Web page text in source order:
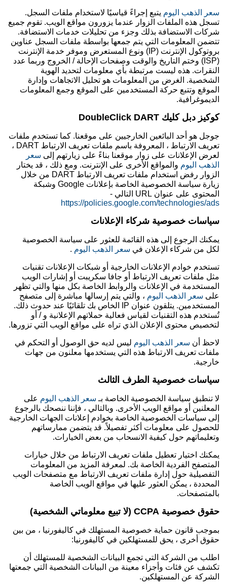
سعر الذهب اليوم يتبع إجراءً قياسيًا لاستخدام ملفات السجل.
تسجل هذه الملفات الزوار عندما يزورون مواقع الويب. تقوم جميع
شركات الاستضافة بذلك وجزء من تحليلات خدمات الاستضافة.
تتضمن المعلومات التي يتم جمعها بواسطة ملفات السجل عناوين
بروتوكول الإنترنت (IP) ونوع المستعرض وموفر خدمة الإنترنت
(ISP) وختم التاريخ والوقت وصفحات الإحالة / الخروج وربما عدد
النقرات. هذه ليست مرتبطة بأي معلومات لتحديد الهوية
الشخصية. الغرض من المعلومات هو تحليل الاتجاهات وإدارة
الموقع وتتبع حركة المستخدمين على الموقع وجمع المعلومات
الديموغرافية.
كوكيز دبل كليك DoubleClick DART
جوجل هو أحد البائعين الخارجيين على موقعنا. كما تستخدم ملفات
تعريف الارتباط ، المعروفة باسم ملفات تعريف الارتباط DART ،
لعرض الإعلانات على زوار موقعنا بناءً على زيارتهم إلى سعر
الذهب اليوم والمواقع الأخرى على الإنترنت. ومع ذلك ، قد يختار
الزوار رفض استخدام ملفات تعريف الارتباط DART من خلال
زيارة سياسة الخصوصية الخاصة بإعلانات Google وشبكة
المحتوى على عنوان URL التالي -
https://policies.google.com/technologies/ads
سياسات خصوصية شركاء الإعلانات
يمكنك الرجوع إلى هذه القائمة للعثور على سياسة الخصوصية
لكل من شركاء الإعلان في سعر الذهب اليوم .
تستخدم خوادم الإعلانات الخارجية أو شبكات الإعلانات تقنيات
مثل ملفات تعريف الارتباط أو جافا سكريبت أو إشارات الويب
المستخدمة في الإعلانات والروابط الخاصة بكل منها والتي تظهر
على سعر الذهب اليوم ، والتي يتم إرسالها مباشرة إلى متصفح
المستخدمين. يتلقون عنوان IP الخاص بك تلقائيًا عند حدوث ذلك.
تُستخدم هذه التقنيات لقياس فعالية حملاتهم الإعلانية و / أو
لتخصيص محتوى الإعلان الذي تراه على مواقع الويب التي تزورها.
لاحظ أن سعر الذهب اليوم ليس لديه حق الوصول أو التحكم في
ملفات تعريف الارتباط هذه التي يستخدمها معلنون من جهات
خارجية.
سياسات خصوصية الطرف الثالث
لا تنطبق سياسة الخصوصية الخاصة بـ سعر الذهب اليوم على
المعلنين أو مواقع الويب الأخرى. وبالتالي ، فإننا ننصحك بالرجوع
إلى سياسات الخصوصية الخاصة بخوادم إعلانات الجهات الخارجية
للحصول على معلومات أكثر تفصيلاً. قد يتضمن ممارساتهم
وتعليماتهم حول كيفية الانسحاب من بعض الخيارات.
يمكنك اختيار تعطيل ملفات تعريف الارتباط من خلال خيارات
المتصفح الفردية الخاصة بك. لمعرفة المزيد من المعلومات
التفصيلية حول إدارة ملفات تعريف الارتباط مع متصفحات الويب
المحددة ، يمكن العثور عليها في مواقع الويب الخاصة
بالمتصفحات.
حقوق خصوصية CCPA (لا تبيع معلوماتي الشخصية)
بموجب قانون حماية خصوصية المستهلك في كاليفورنيا ، من بين
حقوق أخرى ، يحق للمستهلكين في كاليفورنيا:
اطلب من الشركة التي تجمع البيانات الشخصية للمستهلك أن
تكشف عن فئات وأجزاء معينة من البيانات الشخصية التي جمعتها
الشركة عن المستهلكين.